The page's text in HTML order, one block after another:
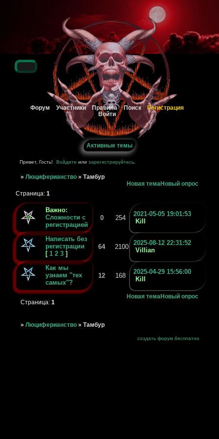
Форум Участники Правила Поиск Регистрация
Войти
Активные темы
Привет, Гость! Войдите илизарегистрируйтесь
» Люциферианство » Тамбур
Страница:1
Новая тема Новый опрос
Важно:
Сложности с
регистрацией
0 254
2021-05-05 19:01:53
Kill
Написать без
регистрации
[ 1 2 3 ]
64 2100
2025-08-12 22:31:52
Villian
Как мы
узнаем "тех
самых"?
12 168
2025-04-29 15:56:00
Kill
Новая тема Новый опрос
Страница: 1
» Люциферианство » Тамбур
создать форум бесплатно